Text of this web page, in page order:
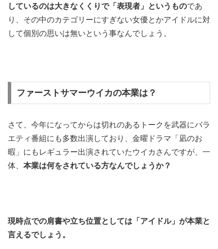
しているのは大きなくくりで「表現者」というものであ
り、その中のカテゴリーにすぎない女優とかアイドルに対
して個別の思いは無いという事なんでしょう。
ファーストサマーウイカの本業は？
さて、今年になってからは切れのあるトークを武器にバラ
エティ番組にも多数出演しており、金曜ドラマ「凪のお
暇」にもレギュラー出演されていたウイカさんですが、一
体、 本業は何をされている方なんでしょうか？
現時点での肩書や立ち位置としては「アイドル」が本業と
言えるでしょう。